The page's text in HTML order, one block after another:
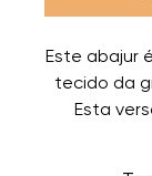
Este abajur
tecido da
Esta